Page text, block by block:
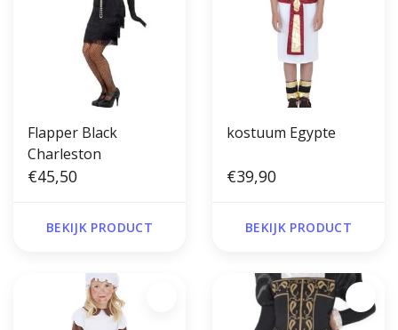
Flapper Black
Charleston
€45,50
BEKIJK PRODUCT
kostuum Egypte
€39,90
BEKIJK PRODUCT